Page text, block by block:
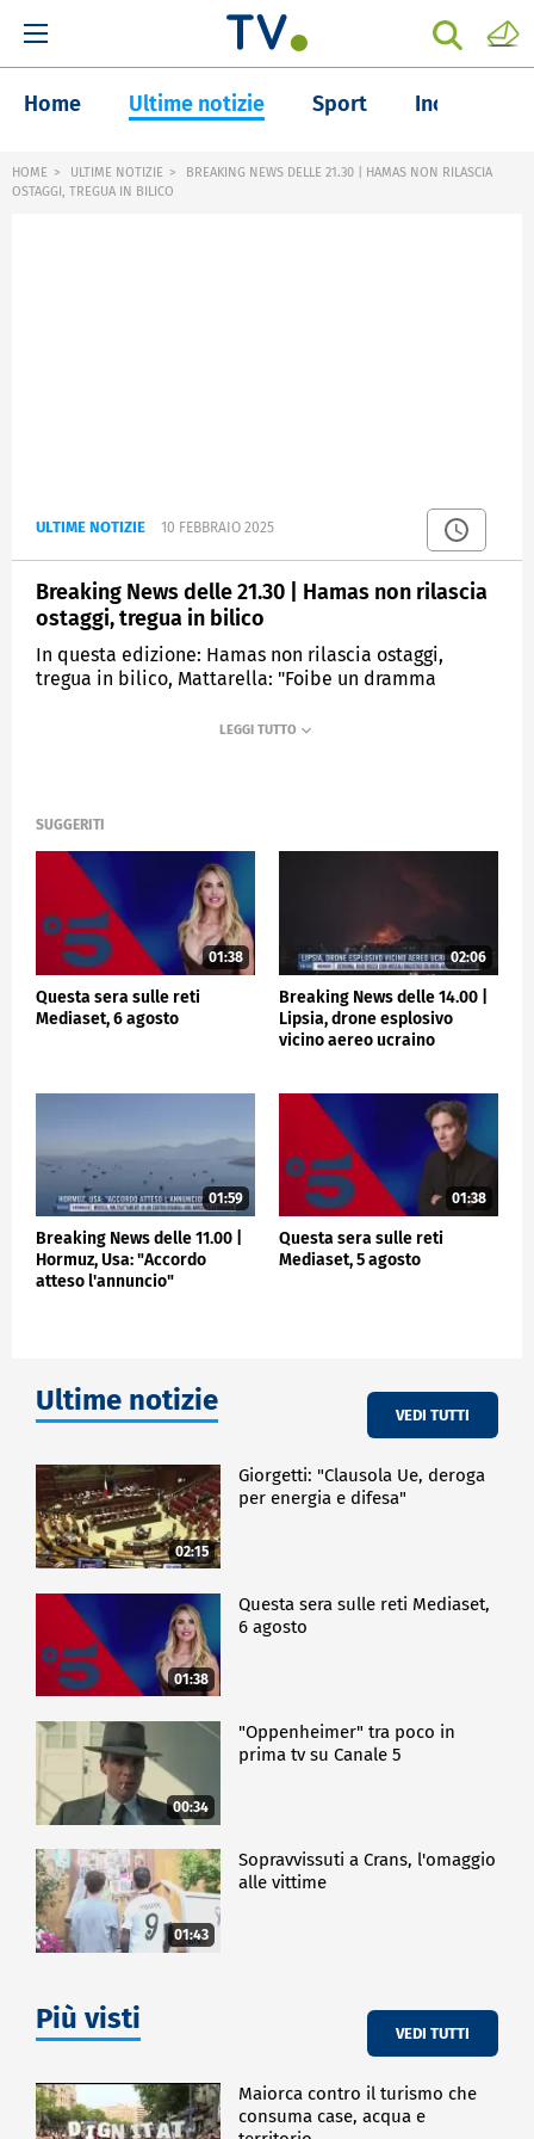
Home Ultime notizie Sport Inchieste
HOME ULTIME NOTIZIE
BREAKING NEWS DELLE 21.30 | HAMAS NON RILASCIA
OSTAGGI, TREGUA IN BILICO
ULTIME NOTIZIE 10 FEBBRAIO 2025
Breaking News delle 21.30 | Hamas non rilascia
ostaggi, tregua in bilico
In questa edizione: Hamas non rilascia ostaggi,
tregua in bilico, Mattarella: "Foibe un dramma
alluminio, Muore dopo il parto, dieci medici indagati
SUGGERITI
01:38
Questa sera sulle reti
Mediaset, 6 agosto
02:06
Breaking News delle 14.00 |
Lipsia, drone esplosivo
vicino aereo ucraino
01:59
Breaking News delle 11.00 |
Hormuz, Usa: "Accordo
atteso l'annuncio"
01:38
Questa sera sulle reti
Mediaset, 5 agosto
Ultime notizie VEDI TUTTI
02:15
Giorgetti: "Clausola Ue, deroga
per energia e difesa"
01:38
Questa sera sulle reti Mediaset,
6 agosto
00:34
"Oppenheimer" tra poco in
prima tv su Canale 5
01:43
Sopravvissuti a Crans, l'omaggio
alle vittime
Più visti VEDI TUTTI
Maiorca contro il turismo che
consuma case, acqua e